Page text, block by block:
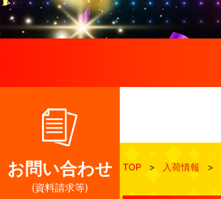
お問い合わせ
(資料請求等)
TOP > 入荷情報 >